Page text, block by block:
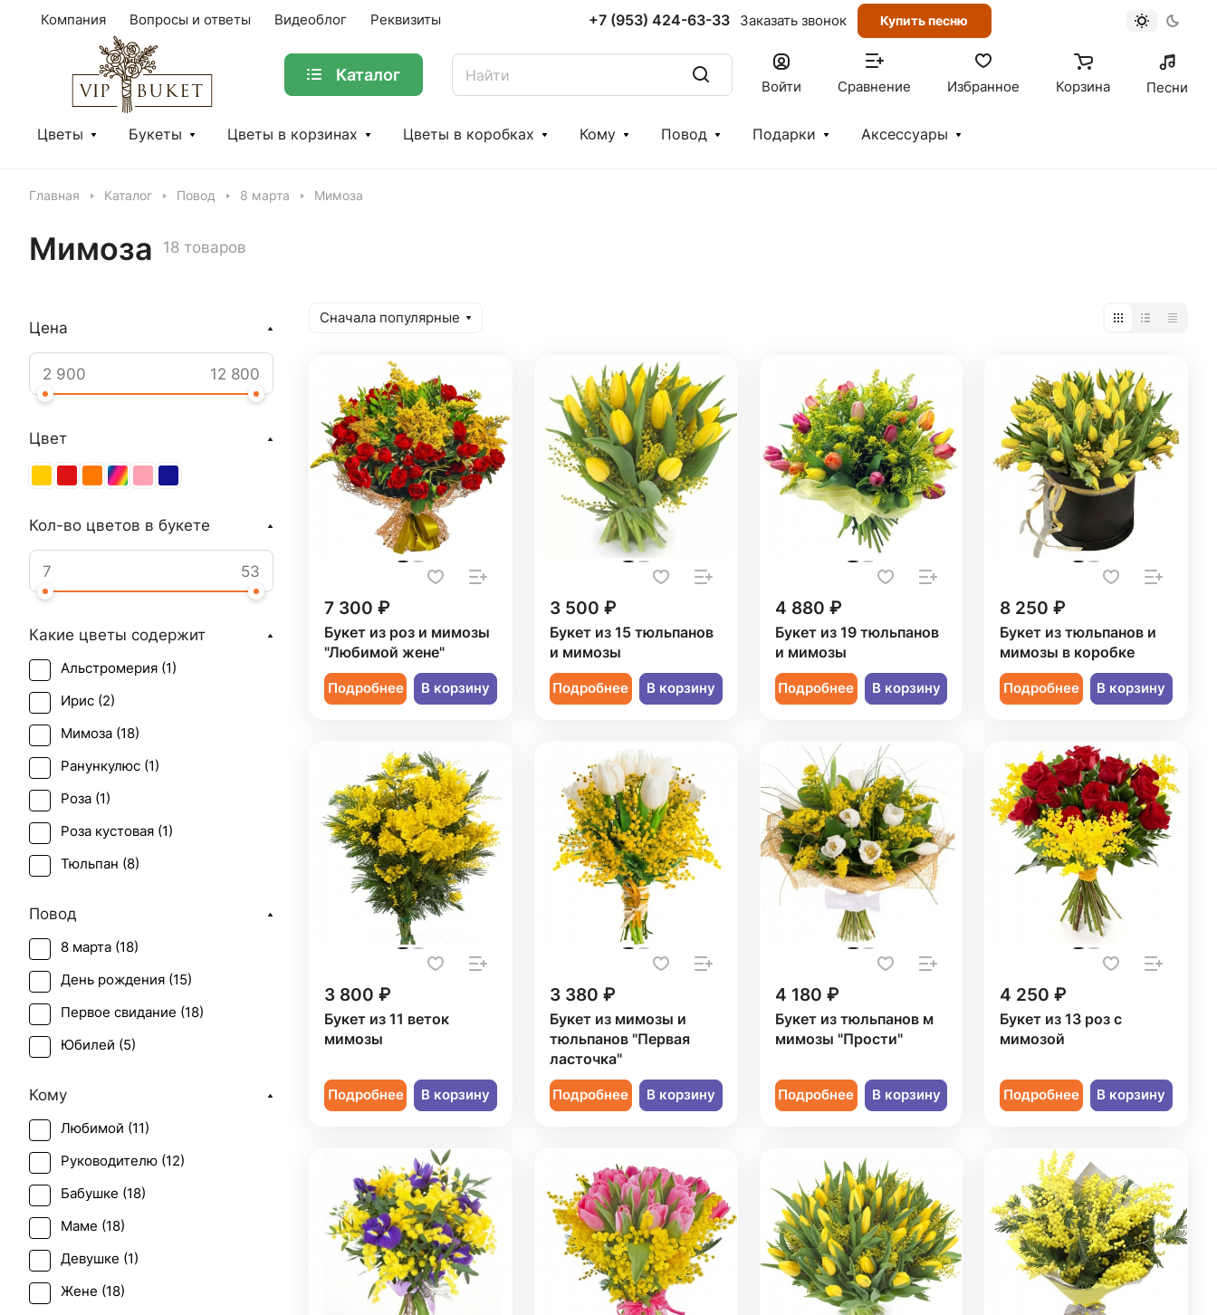
Компания Вопросы и ответы Видеоблог Реквизиты +7 (953) 424-63-33 Заказать звонок Купить песню
Каталог
Войти Сравнение Избранное Корзина Песни
Цветы Букеты Цветы в корзинах Цветы в коробках Кому Повод Подарки Аксессуары
Главная Каталог Повод 8 марта Мимоза
Мимоза 18 товаров
Сначала популярные
7 300 ₽
Букет из роз и мимозы
"Любимой жене"
Подробнее В корзину
3 500 ₽
Букет из 15 тюльпанов
и мимозы
Подробнее В корзину
4 880 ₽
Букет из 19 тюльпанов
и мимозы
Подробнее В корзину
8 250 ₽
Букет из тюльпанов и
мимозы в коробке
Подробнее В корзину
3 800 ₽
Букет из 11 веток
мимозы
Подробнее В корзину
3 380 ₽
Букет из мимозы и
тюльпанов "Первая
ласточка"
Подробнее В корзину
4 180 ₽
Букет из тюльпанов м
мимозы "Прости"
Подробнее В корзину
4 250 ₽
Букет из 13 роз с
мимозой
Подробнее В корзину
Цена
Цвет
Кол-во цветов в букете
Какие цветы содержит
Альстромерия (1)
Ирис (2)
Мимоза (18)
Ранункулюс (1)
Роза (1)
Роза кустовая (1)
Тюльпан (8)
Повод
8 марта (18)
День рождения (15)
Первое свидание (18)
Юбилей (5)
Кому
Любимой (11)
Руководителю (12)
Бабушке (18)
Маме (18)
Девушке (1)
Жене (18)